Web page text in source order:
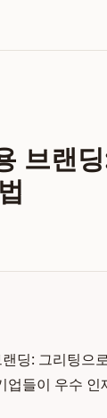
브랜
딩: 그리팅으
들이 우수